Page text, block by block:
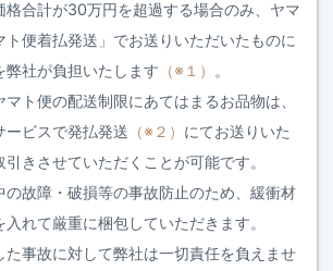
格合計が30万円を超過する場合のみ、ヤマ
ト便着払発送」でお送りいただいたものに
弊社が負担いたします （※１）
。
ト便の配送制限にあてはまるお品物は、
ービスで発払発送 （※２） にてお送りいた
きさせていただくことが可能です。
の故障・破損等の事故防止のため、緩衝材
入れて厳重に梱包していただきます。
た事故に対して弊社は一切責任を負えませ